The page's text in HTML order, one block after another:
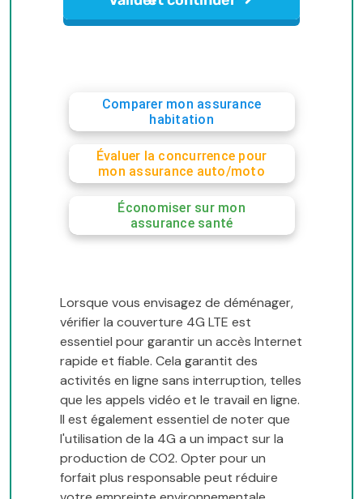
Comparer mon assurance
habitation
Évaluer la concurrence pour
mon assurance auto/moto
Économiser sur mon
assurance santé
Lorsque vous envisagez de déménager,
vérifier la couverture 4G LTE est
essentiel pour garantir un accès Internet
rapide et fiable. Cela garantit des
activités en ligne sans interruption, telles
que les appels vidéo et le travail en ligne.
Il est également essentiel de noter que
l'utilisation de la 4G a un impact sur la
production de CO2. Opter pour un
forfait plus responsable peut réduire